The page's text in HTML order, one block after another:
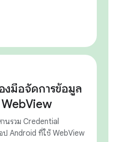
งมือจัดการข้อมูล
WebView
นรวม Credential
Android ที่ใช้ WebView